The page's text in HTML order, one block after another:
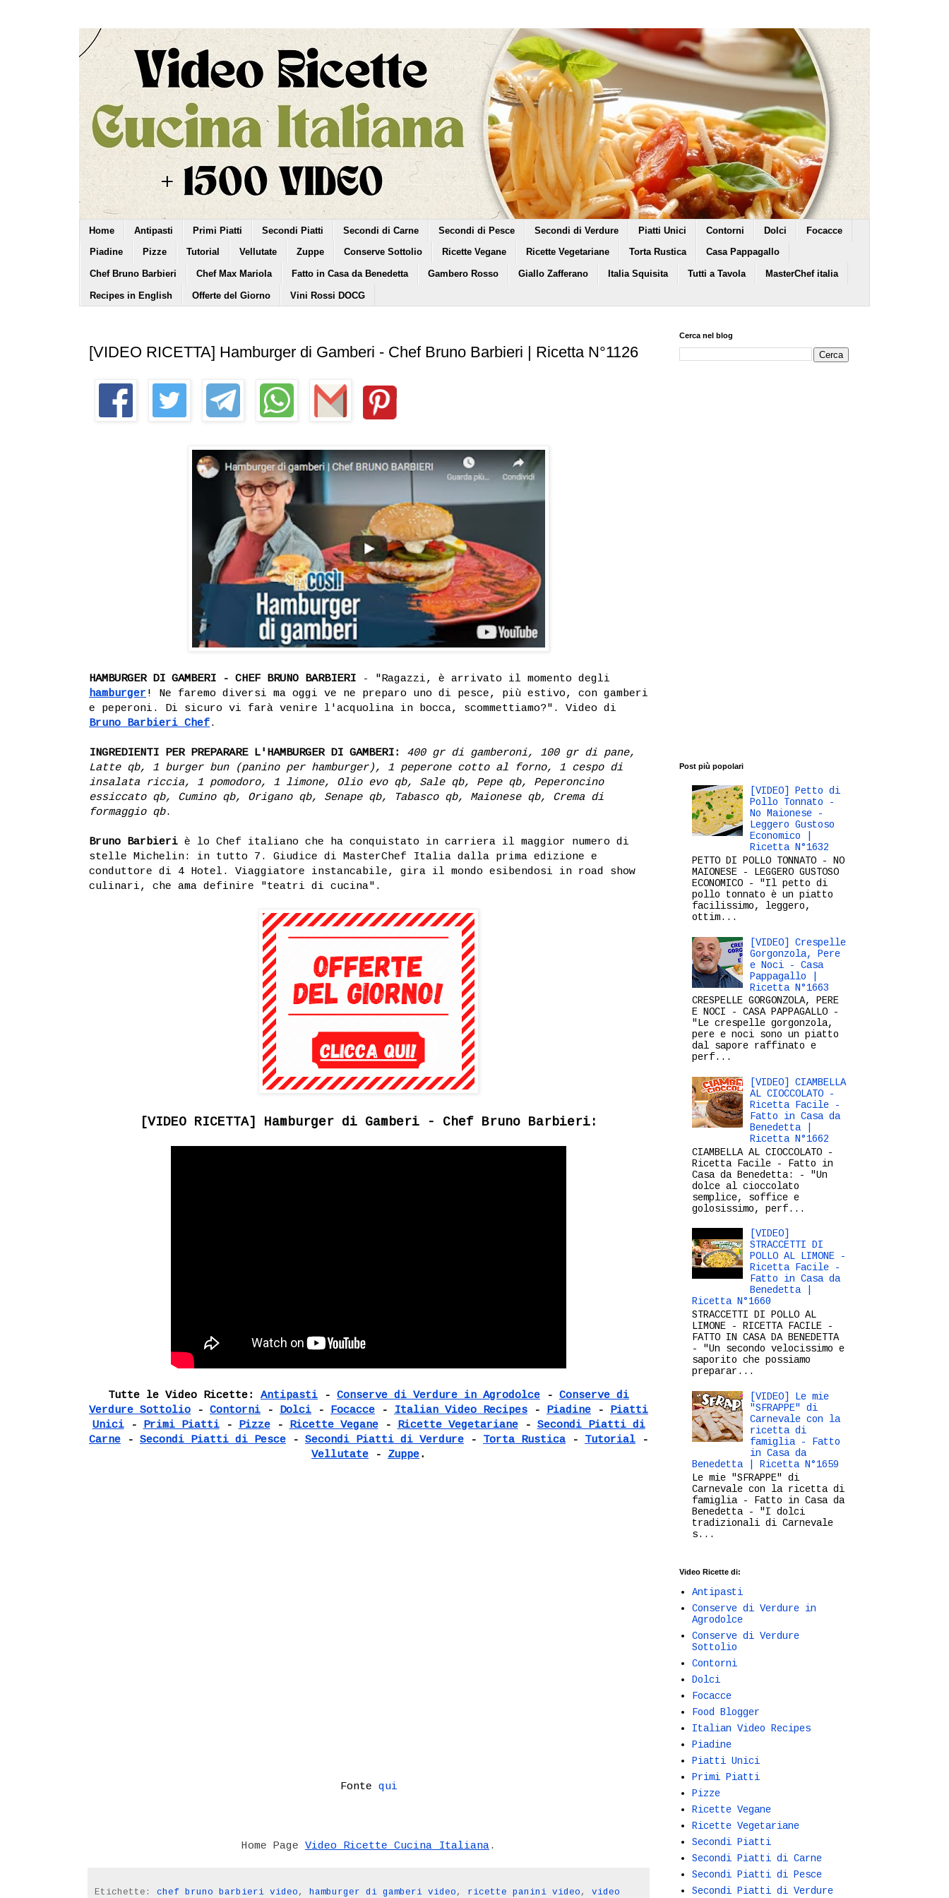
Home Antipasti Primi Piatti Secondi Piatti Secondi di Carne Secondi di Pesce Secondi di Verdure Piatti Unici Contorni Dolci Focacce
Piadine Pizze Tutorial Vellutate Zuppe Conserve Sottolio Ricette Vegane Ricette Vegetariane Torta Rustica Casa Pappagallo
Chef Bruno Barbieri Chef Max Mariola Fatto in Casa da Benedetta Gambero Rosso Giallo Zafferano Italia Squisita Tutti a Tavola MasterChef italia
Recipes in English Offerte del Giorno Vini Rossi DOCG
[VIDEO RICETTA] Hamburger di Gamberi - Chef Bruno Barbieri | Ricetta N°1126
HAMBURGER DI GAMBERI - CHEF BRUNO BARBIERI - "Ragazzi, è arrivato il momento degli
hamburger ! Ne faremo diversi ma oggi ve ne preparo uno di pesce, più estivo, con gamberi
e peperoni. Di sicuro vi farà venire l'acquolina in bocca, scommettiamo?". Video di
Bruno Barbieri Chef.
INGREDIENTI PER PREPARARE L'HAMBURGER DI GAMBERI:
400 gr di gamberoni, 100 gr di pane,
Latte qb, 1 burger bun (panino per hamburger), 1 peperone cotto al forno, 1 cespo di
insalata riccia, 1 pomodoro, 1 limone, Olio evo qb, Sale qb, Pepe qb, Peperoncino
essiccato qb, Cumino qb, Origano qb, Senape qb, Tabasco qb, Maionese qb, Crema di
formaggio qb.
Bruno Barbieri è lo Chef italiano che ha conquistato in carriera il maggior numero di
stelle Michelin: in tutto 7. Giudice di MasterChef Italia dalla prima edizione e
conduttore di 4 Hotel. Viaggiatore instancabile, gira il mondo esibendosi in road show
culinari, che ama definire "teatri di cucina".
[VIDEO RICETTA] Hamburger di Gamberi - Chef Bruno Barbieri:
Tutte le Video Ricette: Antipasti - Conserve di Verdure in Agrodolce - Conserve di
Verdure Sottolio - Contorni - Dolci - Focacce - Italian Video Recipes - Piadine - Piatti
Unici- Primi Piatti- Pizze- Ricette Vegane- Ricette Vegetariane- Secondi Piatti di
Carne - Secondi Piatti di Pesce - Secondi Piatti di Verdure - Torta Rustica - Tutorial -
Vellutate - Zuppe.
Fonte qui
Home Page Video Ricette Cucina Italiana.
Etichette: chef bruno barbieri video , hamburger di gamberi video , ricette panini video , video
Cerca nel blog
Post più popolari
[VIDEO] Petto di
Pollo Tonnato -
No Maionese -
Leggero Gustoso
Economico |
Ricetta N°1632
PETTO DI POLLO TONNATO - NO
MAIONESE - LEGGERO GUSTOSO
ECONOMICO - "Il petto di
pollo tonnato è un piatto
facilissimo, leggero,
ottim...
[VIDEO] Crespelle
Gorgonzola, Pere
e Noci - Casa
Pappagallo |
Ricetta N°1663
CRESPELLE GORGONZOLA, PERE
E NOCI - CASA PAPPAGALLO -
"Le crespelle gorgonzola,
pere e noci sono un piatto
dal sapore raffinato e
perf...
[VIDEO] CIAMBELLA
AL CIOCCOLATO -
Ricetta Facile -
Fatto in Casa da
Benedetta |
Ricetta N°1662
CIAMBELLA AL CIOCCOLATO -
Ricetta Facile - Fatto in
Casa da Benedetta: - "Un
dolce al cioccolato
semplice, soffice e
golosissimo, perf...
[VIDEO]
STRACCETTI DI
POLLO AL LIMONE -
Ricetta Facile -
Fatto in Casa da
Benedetta |
Ricetta N°1660
STRACCETTI DI POLLO AL
LIMONE - RICETTA FACILE -
FATTO IN CASA DA BENEDETTA
- "Un secondo velocissimo e
saporito che possiamo
preparar...
[VIDEO] Le mie
"SFRAPPE" di
Carnevale con la
ricetta di
famiglia - Fatto
in Casa da
Benedetta | Ricetta N°1659
Le mie "SFRAPPE" di
Carnevale con la ricetta di
famiglia - Fatto in Casa da
Benedetta - "I dolci
tradizionali di Carnevale
s...
Video Ricette di:
Antipasti
Conserve di Verdure in
Agrodolce
Conserve di Verdure
Sottolio
Contorni
Dolci
Focacce
Food Blogger
Italian Video Recipes
Piadine
Piatti Unici
Primi Piatti
Pizze
Ricette Vegane
Ricette Vegetariane
Secondi Piatti
Secondi Piatti di Carne
Secondi Piatti di Pesce
Secondi Piatti di Verdure